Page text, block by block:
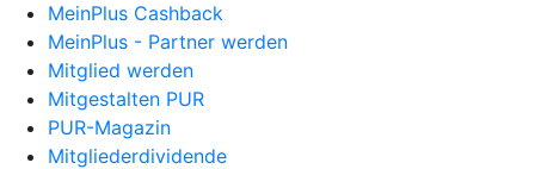
MeinPlus Cashback
MeinPlus - Partner werden
Mitglied werden
Mitgestalten PUR
PUR-Magazin
Mitgliederdividende